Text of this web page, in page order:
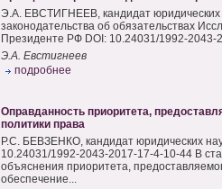
Э.А. ЕВСТИГНЕЕВ, кандидат юридических
законодательства об обязательствах
Президенте РФ DOI: 10.24031/1992-2043-
Э.А. Евстигнеев
подробнее
Оправданность приоритета,
политики права
Р.С. БЕВЗЕНКО, кандидат юридических
10.24031/1992-2043-2017-17-4-10-44 В
объяснения приоритета,
обеспечение...